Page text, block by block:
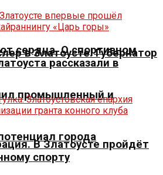
в Златоусте. Губернатор
промышленный и
города
сердца. О спортивном
рассказали в
В Златоусте пройдёт
спорту